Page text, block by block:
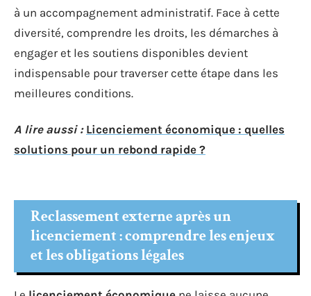
à un accompagnement administratif. Face à cette
diversité, comprendre les droits, les démarches à
engager et les soutiens disponibles devient
indispensable pour traverser cette étape dans les
meilleures conditions.
A lire aussi : Licenciement économique : quelles
solutions pour un rebond rapide ?
Reclassement externe après un
licenciement : comprendre les enjeux
et les obligations légales